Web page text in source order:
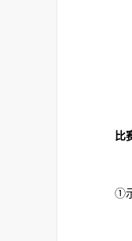
比赛
①示波